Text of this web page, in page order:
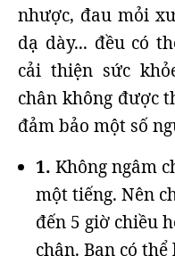
nhược, đau mỏi
dạ dày... đều có
cải thiện sức
chân không được
đảm bảo một số
1. Không ngâm
một tiếng. Nên
đến 5 giờ chiều
chân. Bạn có